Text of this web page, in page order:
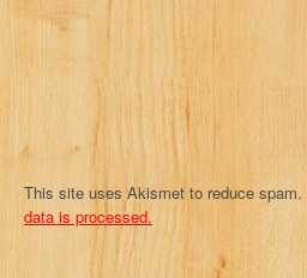
This site uses Akismet to reduce spam.
data is processed.